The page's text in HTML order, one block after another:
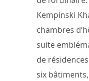
Kempinski
chambres
suite
de
six